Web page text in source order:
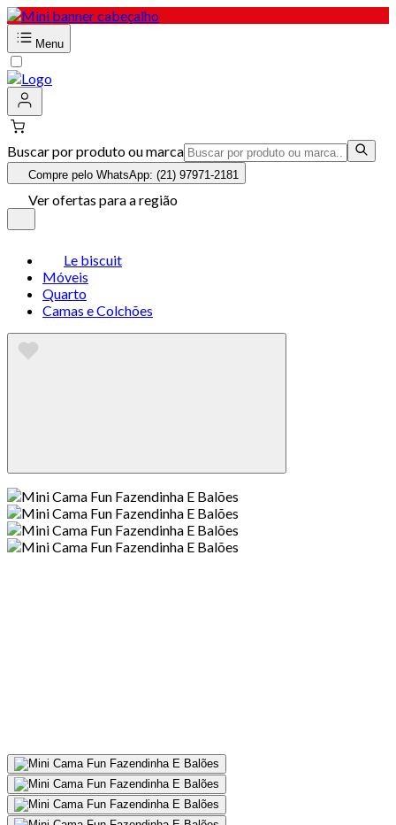
Menu
Buscar por produto ou marca
Compre pelo WhatsApp: (21) 97971-2181
Ver ofertas para a região
Le biscuit
Móveis
Quarto
Camas e Colchões